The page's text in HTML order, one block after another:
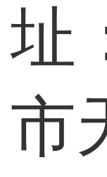
址
市